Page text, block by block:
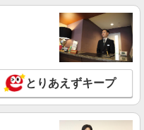
円＋交通費支給 ※交通
プ ※給与の希望日払い制度あ
円＋交通費
知県一宮市 変更の範囲：会社
詳細を見る
とりあえずキープ